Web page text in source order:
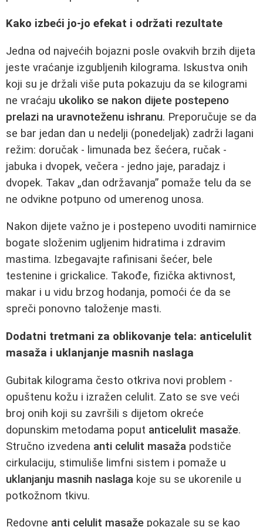
Kako izbeći jo-jo efekat i održati rezultate
Jedna od najvećih bojazni posle ovakvih brzih dijeta
jeste vraćanje izgubljenih kilograma. Iskustva onih
koji su je držali više puta pokazuju da se kilogrami
ne vraćaju ukoliko se nakon dijete postepeno
prelazi na uravnoteženu ishranu. Preporučuje se da
se bar jedan dan u nedelji (ponedeljak) zadrži lagani
režim: doručak - limunada bez šećera, ručak -
jabuka i dvopek, večera - jedno jaje, paradajz i
dvopek. Takav „dan održavanja” pomaže telu da se
ne odvikne potpuno od umerenog unosa.
Nakon dijete važno je i postepeno uvoditi namirnice
bogate složenim ugljenim hidratima i zdravim
mastima. Izbegavajte rafinisani šećer, bele
testenine i grickalice. Takođe, fizička aktivnost,
makar i u vidu brzog hodanja, pomoći će da se
spreči ponovno taloženje masti.
Dodatni tretmani za oblikovanje tela: anticelulit
masaža i uklanjanje masnih naslaga
Gubitak kilograma često otkriva novi problem -
opuštenu kožu i izražen celulit. Zato se sve veći
broj onih koji su završili s dijetom okreće
dopunskim metodama poput anticelulit masaže.
Stručno izvedena anti celulit masaža podstiče
cirkulaciju, stimuliše limfni sistem i pomaže u
uklanjanju masnih naslaga koje su se ukorenile u
potkožnom tkivu.
Redovne anti celulit masaže pokazale su se kao